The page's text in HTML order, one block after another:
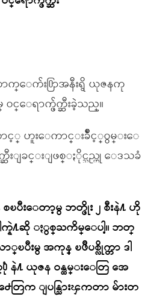
က္ေက်း႐ြာအနီးရွိ ယုဇနကု
င္ေရာက္ဖ်က္ဆီးခဲ့သည္။
ကာင့္ ဟူးေကာင္းခ်ိဳင့္ဝွမ္းေ
းျခင္းျဖစ္ႏိုင္သည္ဟု ေဒသခံ
ပီးေတာ့မွ ဘတ္ဖိုး ၂ စီးနဲ႔ ဟို
က္နဲ႔ဆို ႏွစ္ႀကိမ္ေပါ့။ ဘတ္
းမွ အကုန္ ၿဖိဳပစ္လိုက္တာ ဒါ
ယုဇန ဝန္ထမ္းေတြ အေ
ြက ျပန္သြားၾကတာ မ်ားတ